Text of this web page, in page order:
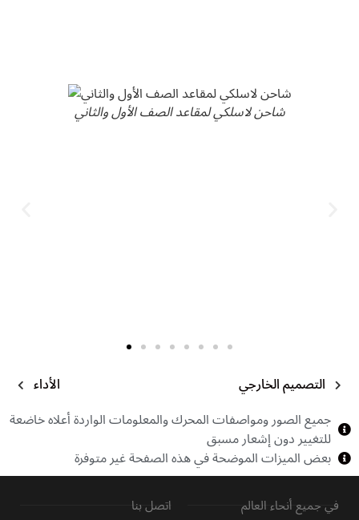
شاحن لاسلكي لمقاعد الصف الأول والثاني
التصميم الخارجي
الأداء
جميع الصور ومواصفات المحرك والمعلومات الواردة أعلاه خاضعة
للتغيير دون إشعار مسبق
بعض الميزات الموضحة في هذه الصفحة غير متوفرة
في جميع أنحاء العالم
اتصل بنا